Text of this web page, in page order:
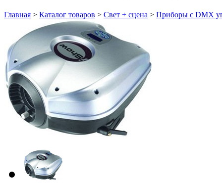
Главная > Каталог товаров > Свет + сцена > Приборы с DMX